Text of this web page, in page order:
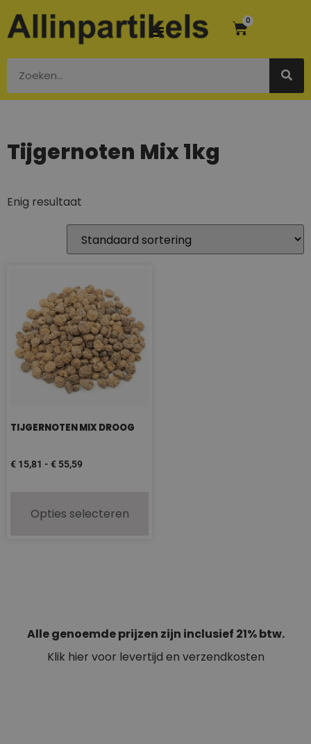
0
Tijgernoten Mix 1kg
Enig resultaat
TIJGERNOTEN MIX DROOG
€ 15,81 - € 55,59
Opties selecteren
Alle genoemde prijzen zijn inclusief 21% btw.
Klik hier voor levertijd en verzendkosten